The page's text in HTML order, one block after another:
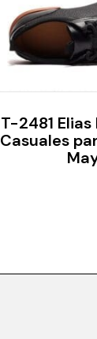
T-2481
Casuales